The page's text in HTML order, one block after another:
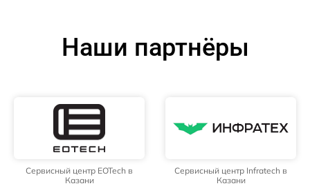
Наши партнёры
Сервисный центр EOTech в
Казани
Сервисный центр Infratech в
Казани